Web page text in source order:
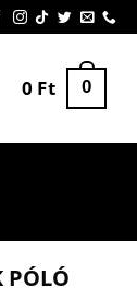
0 Ft 0
PÓLÓ